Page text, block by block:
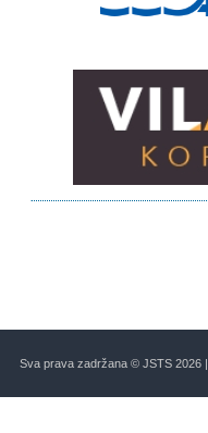
Sva prava zadržana © JSTS 2026 |